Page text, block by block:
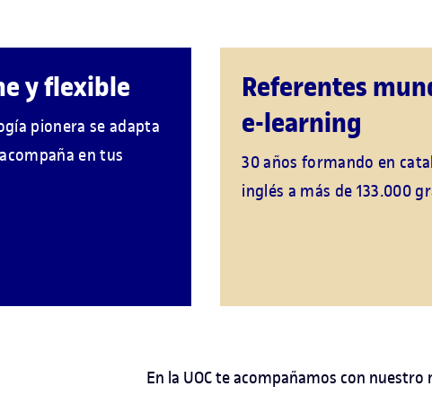
y flexible
pionera se adapta
en tus
Referentes
e-learning
30 años formando en
inglés a más de 133.000
En la UOC te acompañamos con